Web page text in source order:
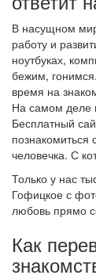
В насущном
работу и
ноутбуках,
бежим,
время на
На самом деле
Бесплатный
человечка. С
Только у нас
Гофицкое с
любовь прямо
Как